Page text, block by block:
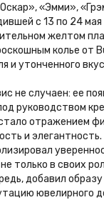
«Эмми»,
с 13 по 24
желтом
колье от
и утонченного
не случаен: ее
руководством
отражением
и
только в своих
добавил
ювелирного